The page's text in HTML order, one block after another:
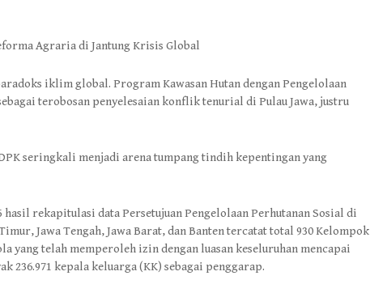
Agraria di Jantung Krisis Global
iklim global. Program Kawasan Hutan dengan Pengelolaan
terobosan penyelesaian konflik tenurial di Pulau Jawa, justru
seringkali menjadi arena tumpang tindih kepentingan yang
hasil rekapitulasi data Persetujuan Pengelolaan Perhutanan Sosial di
Jawa Tengah, Jawa Barat, dan Banten tercatat total 930 Kelompok
yang telah memperoleh izin dengan luasan keseluruhan mencapai
236.971 kepala keluarga (KK) sebagai penggarap.